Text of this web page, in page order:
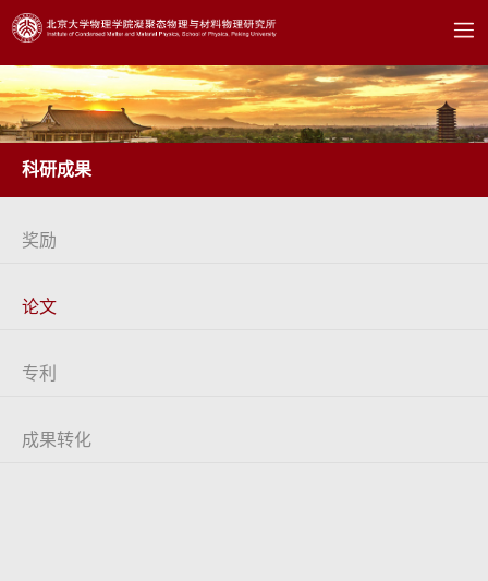
科研成果
奖励
论文
专利
成果转化